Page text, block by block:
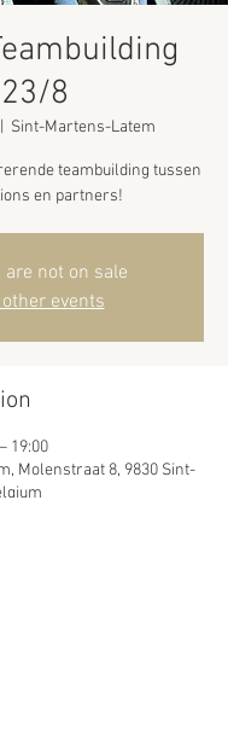
23/8
Sint-Martens-Latem
teambuilding tussen
en partners!
are not on sale
events
19:00
Molenstraat 8, 9830 Sint-